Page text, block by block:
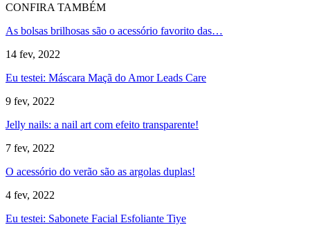
CONFIRA TAMBÉM
As bolsas brilhosas são o acessório favorito das…
14 fev, 2022
Eu testei: Máscara Maçã do Amor Leads Care
9 fev, 2022
Jelly nails: a nail art com efeito transparente!
7 fev, 2022
O acessório do verão são as argolas duplas!
4 fev, 2022
Eu testei: Sabonete Facial Esfoliante Tiye